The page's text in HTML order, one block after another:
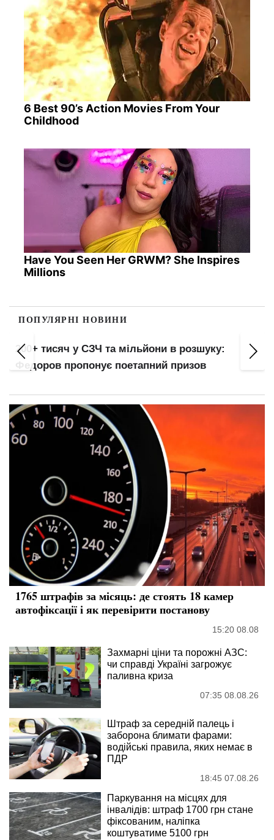
6 Best 90’s Action Movies From Your
Childhood
Have You Seen Her GRWM? She Inspires
Millions
ПОПУЛЯРНІ НОВИНИ
200+ тисяч у СЗЧ та мільйони в розшуку:
Федоров пропонує поетапний призов
1765 штрафів за місяць: де стоять 18 камер
автофіксації і як перевірити постанову
15:20 08.08
Захмарні ціни та порожні АЗС:
чи справді Україні загрожує
паливна криза
07:35 08.08.26
Штраф за середній палець і
заборона блимати фарами:
водійські правила, яких немає в
ПДР
18:45 07.08.26
Паркування на місцях для
інвалідів: штраф 1700 грн стане
фіксованим, наліпка
коштуватиме 5100 грн